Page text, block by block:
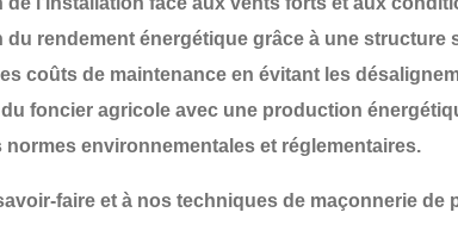
du rendement énergétique grâce à une structure
coûts de maintenance en évitant les
foncier agricole avec une production
normes environnementales et réglementaires.
faire et à nos techniques de maçonnerie de